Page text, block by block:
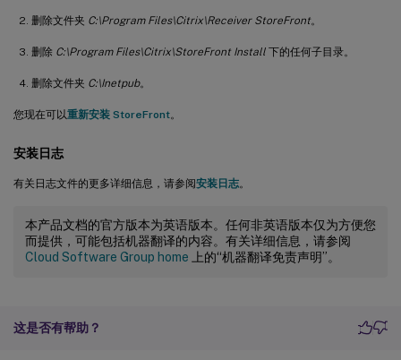
删除文件夹 C:\Program Files\Citrix\Receiver StoreFront。
删除 C:\Program Files\Citrix\StoreFront Install 下的任何子目录。
删除文件夹 C:\Inetpub。
您现在可以重新安装 StoreFront。
安装日志
有关日志文件的更多详细信息，请参阅安装日志。
本产品文档的官方版本为英语版本。任何非英语版本仅为方便您
而提供，可能包括机器翻译的内容。有关详细信息，请参阅
Cloud Software Group home 上的“机器翻译免责声明”。
这是否有帮助？